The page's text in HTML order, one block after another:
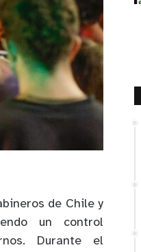
de Chile y
un control
Durante el